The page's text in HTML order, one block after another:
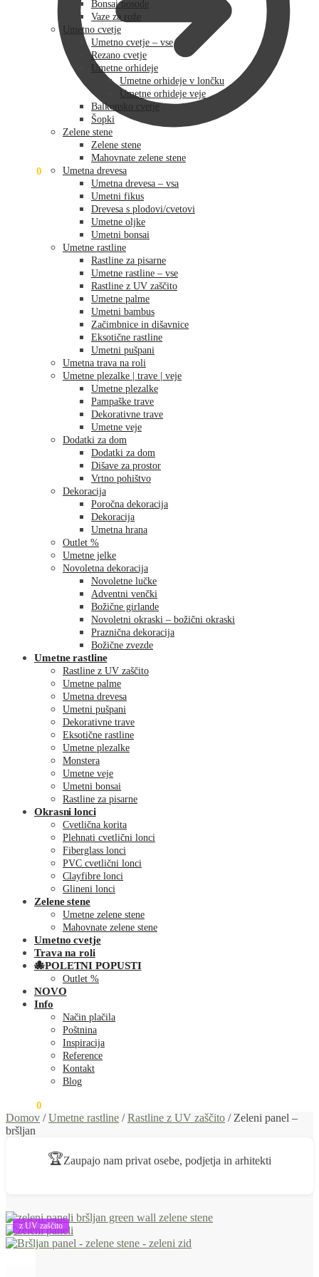
0
Bonsai posode
Vaze za rože
Umetno cvetje
Umetno cvetje – vse
Rezano cvetje
Umetne orhideje
Umetne orhideje v lončku
Umetne orhideje veje
Balkonsko cvetje
Šopki
Zelene stene
Zelene stene
Mahovnate zelene stene
Umetna drevesa
Umetna drevesa – vsa
Umetni fikus
Drevesa s plodovi/cvetovi
Umetne oljke
Umetni bonsai
Umetne rastline
Rastline za pisarne
Umetne rastline – vse
Rastline z UV zaščito
Umetne palme
Umetni bambus
Začimbnice in dišavnice
Eksotične rastline
Umetni pušpani
Umetna trava na roli
Umetne plezalke | trave | veje
Umetne plezalke
Pampaške trave
Dekorativne trave
Umetne veje
Dodatki za dom
Dodatki za dom
Dišave za prostor
Vrtno pohištvo
Dekoracija
Poročna dekoracija
Dekoracija
Umetna hrana
Outlet %
Umetne jelke
Novoletna dekoracija
Novoletne lučke
Adventni venčki
Božične girlande
Novoletni okraski – božični okraski
Praznična dekoracija
Božične zvezde
Umetne rastline
Rastline z UV zaščito
Umetne palme
Umetna drevesa
Umetni pušpani
Dekorativne trave
Eksotične rastline
Umetne plezalke
Monstera
Umetne veje
Umetni bonsai
Rastline za pisarne
Okrasni lonci
Cvetlična korita
Plehnati cvetlični lonci
Fiberglass lonci
PVC cvetlični lonci
Clayfibre lonci
Glineni lonci
Zelene stene
Umetne zelene stene
Mahovnate zelene stene
Umetno cvetje
Trava na roli
🐙POLETNI POPUSTI
Outlet %
NOVO
Info
Način plačila
Poštnina
Inspiracija
Reference
Kontakt
Blog
0
Domov /Umetne rastline /Rastline z UV zaščito / Zeleni panel –
bršljan
🏆Zaupajo nam privat osebe, podjetja in arhitekti
z UV zaščito